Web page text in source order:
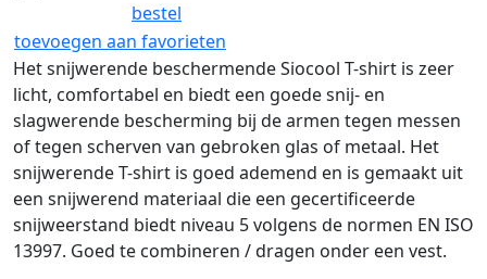
bestel
toevoegen aan favorieten
Het snijwerende beschermende Siocool T-shirt is zeer
licht, comfortabel en biedt een goede snij- en
slagwerende bescherming bij de armen tegen messen
of tegen scherven van gebroken glas of metaal. Het
snijwerende T-shirt is goed ademend en is gemaakt uit
een snijwerend materiaal die een gecertificeerde
snijweerstand biedt niveau 5 volgens de normen EN ISO
13997. Goed te combineren / dragen onder een vest.